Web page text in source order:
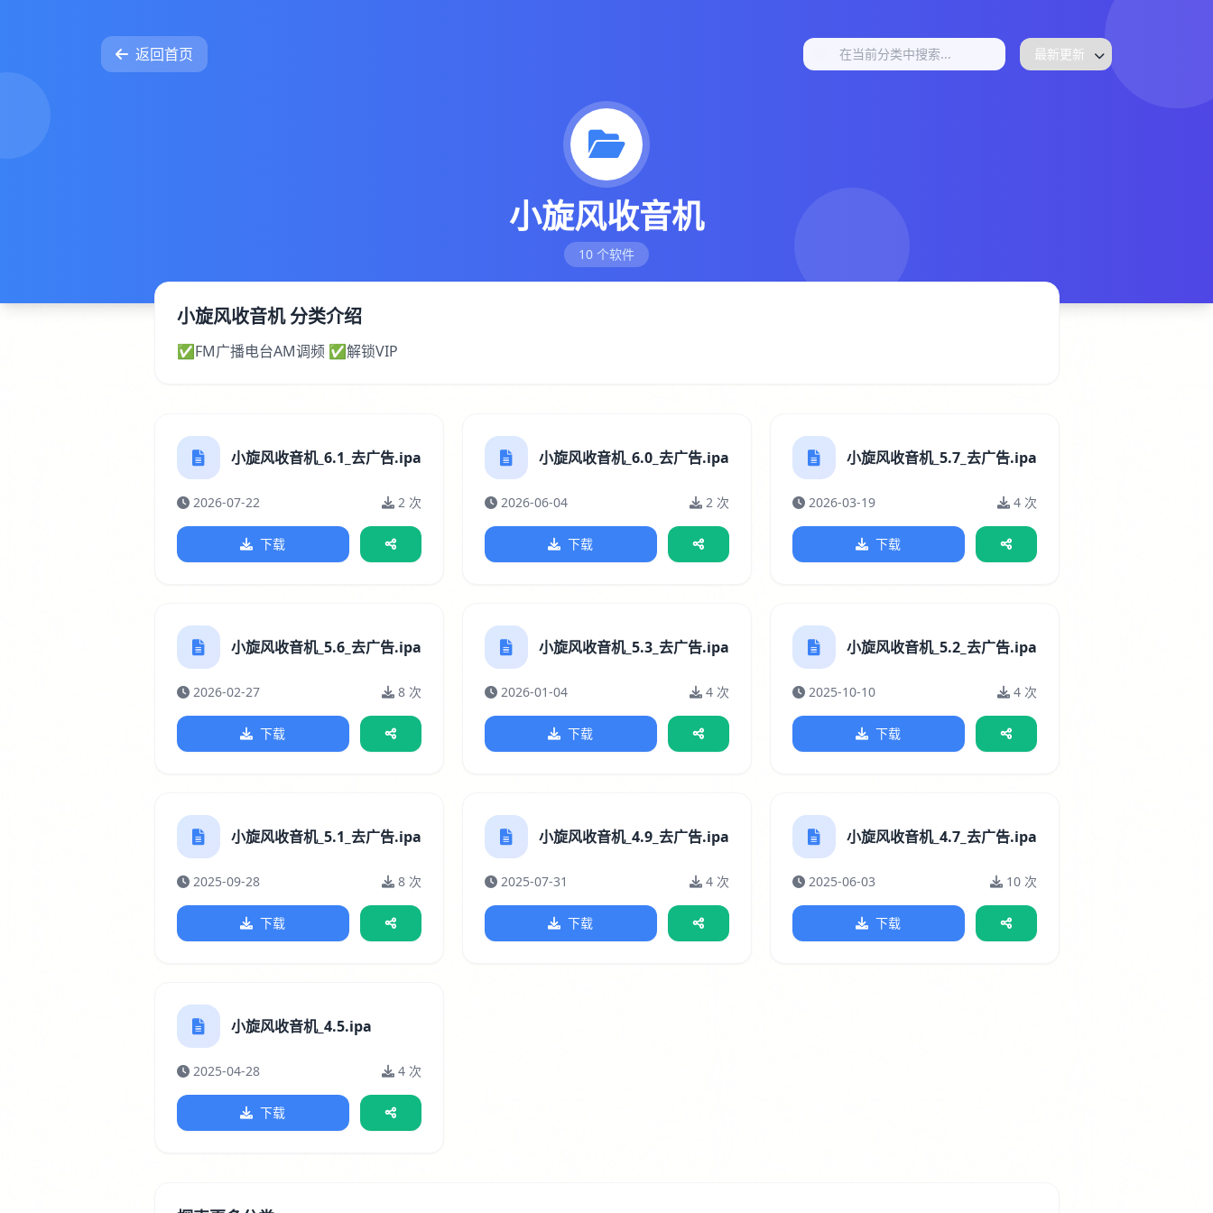
返回首页
小旋风收音机
10 个软件
小旋风收音机 分类介绍
✅FM广播电台AM调频 ✅解锁VIP
小旋风收音机_6.1_去广告.ipa
2026-07-22 2 次
下载
小旋风收音机_6.0_去广告.ipa
2026-06-04 2 次
下载
小旋风收音机_5.7_去广告.ipa
2026-03-19 4 次
下载
小旋风收音机_5.6_去广告.ipa
2026-02-27 8 次
下载
小旋风收音机_5.3_去广告.ipa
2026-01-04 4 次
下载
小旋风收音机_5.2_去广告.ipa
2025-10-10 4 次
下载
小旋风收音机_5.1_去广告.ipa
2025-09-28 8 次
下载
小旋风收音机_4.9_去广告.ipa
2025-07-31 4 次
下载
小旋风收音机_4.7_去广告.ipa
2025-06-03 10 次
下载
小旋风收音机_4.5.ipa
2025-04-28 4 次
下载